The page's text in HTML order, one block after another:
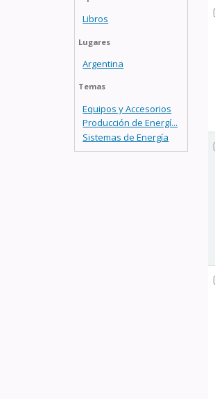
Libros
Lugares
Argentina
Temas
Equipos y Accesorios
Producción de Energí...
Sistemas de Energía